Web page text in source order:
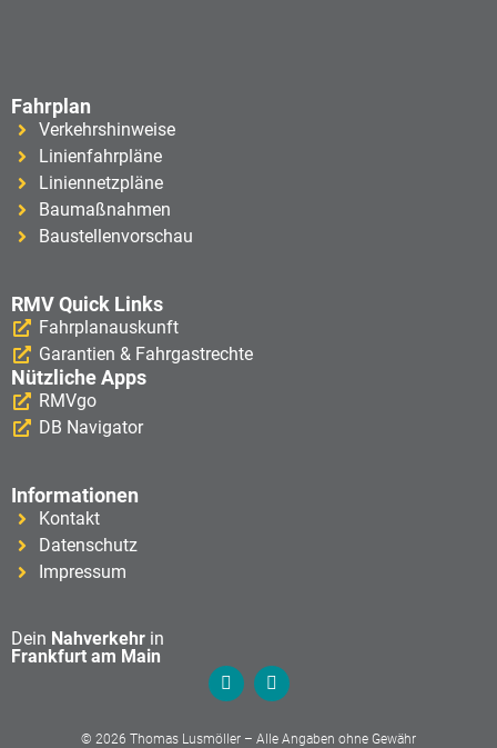
Fahrplan
Verkehrshinweise
Linienfahrpläne
Liniennetzpläne
Baumaßnahmen
Baustellenvorschau
RMV Quick Links
Fahrplanauskunft
Garantien & Fahrgastrechte
Nützliche Apps
RMVgo
DB Navigator
Informationen
Kontakt
Datenschutz
Impressum
Dein Nahverkehr in
Frankfurt am Main
© 2026 Thomas Lusmöller – Alle Angaben ohne Gewähr